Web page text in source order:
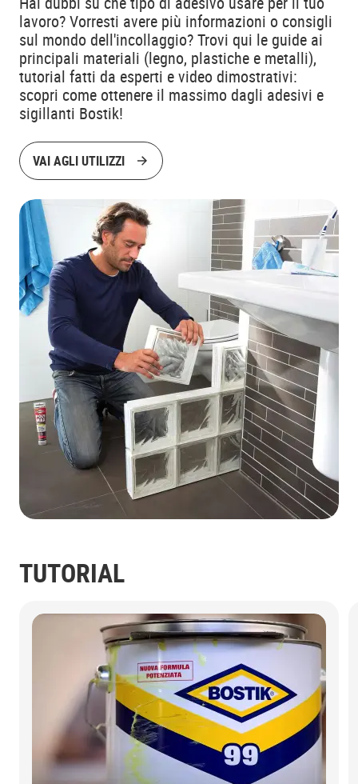
lavoro? Vorresti avere più informazioni o consigli
sul mondo dell'incollaggio? Trovi qui le guide ai
principali materiali (legno, plastiche e metalli),
tutorial fatti da esperti e video dimostrativi:
scopri come ottenere il massimo dagli adesivi e
sigillanti Bostik!
VAI AGLI UTILIZZI
TUTORIAL